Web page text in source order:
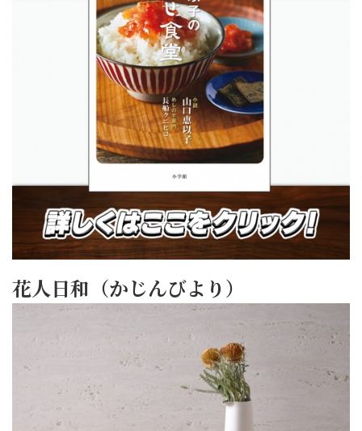
花人日和（かじんびより）